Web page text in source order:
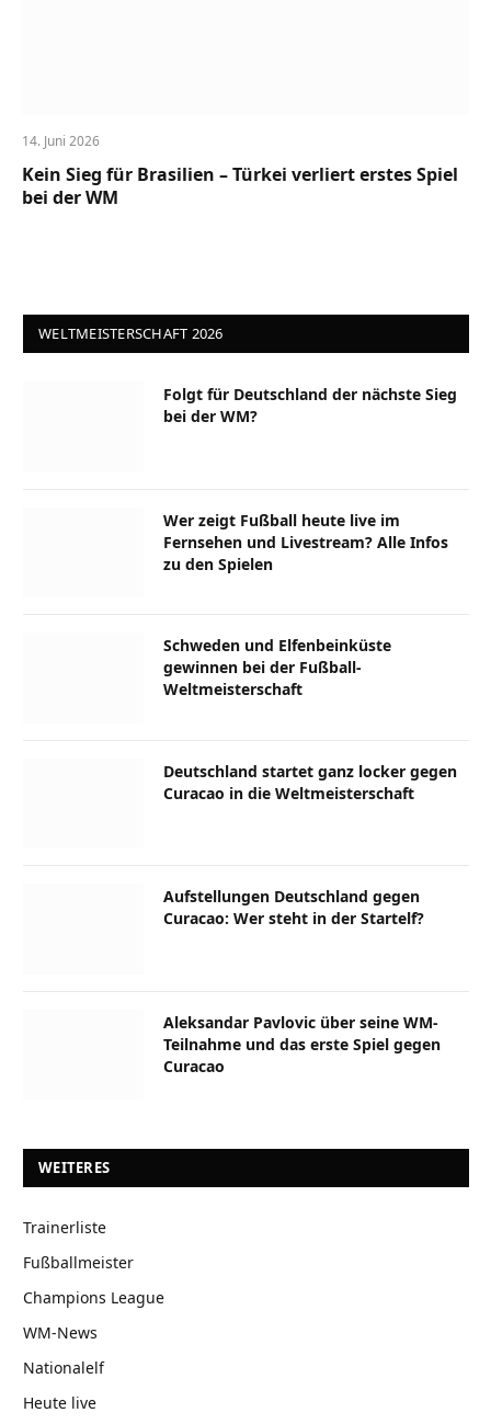
14. Juni 2026
Kein Sieg für Brasilien – Türkei verliert erstes Spiel
bei der WM
WELTMEISTERSCHAFT 2026
Folgt für Deutschland der nächste Sieg
bei der WM?
Wer zeigt Fußball heute live im
Fernsehen und Livestream? Alle Infos
zu den Spielen
Schweden und Elfenbeinküste
gewinnen bei der Fußball-
Weltmeisterschaft
Deutschland startet ganz locker gegen
Curacao in die Weltmeisterschaft
Aufstellungen Deutschland gegen
Curacao: Wer steht in der Startelf?
Aleksandar Pavlovic über seine WM-
Teilnahme und das erste Spiel gegen
Curacao
WEITERES
Trainerliste
Fußballmeister
Champions League
WM-News
Nationalelf
Heute live